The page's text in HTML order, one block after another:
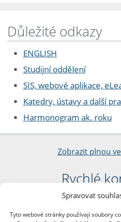
Spravovat
Tyto webové stránky používají soubory
Důležité odkazy
ENGLISH
Studijní oddělení
SIS, webové aplikace,
Katedry, ústavy a další
Harmonogram ak. roku
Zobrazit plnou
Rychlé
Filozofická
nám. Jana